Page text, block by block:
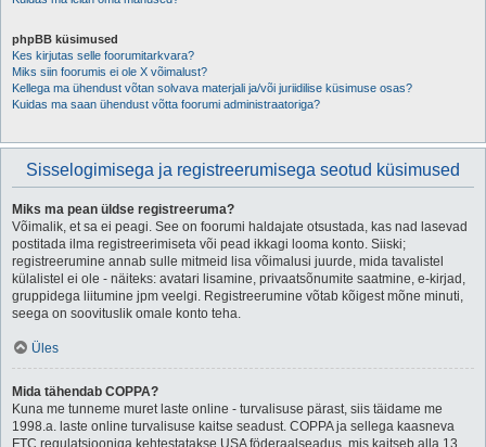
phpBB küsimused
Kes kirjutas selle foorumitarkvara?
Miks siin foorumis ei ole X võimalust?
Kellega ma ühendust võtan solvava materjali ja/või juriidilise küsimuse osas?
Kuidas ma saan ühendust võtta foorumi administraatoriga?
Sisselogimisega ja registreerumisega seotud küsimused
Miks ma pean üldse registreeruma?
Võimalik, et sa ei peagi. See on foorumi haldajate otsustada, kas nad lasevad
postitada ilma registreerimiseta või pead ikkagi looma konto. Siiski;
registreerumine annab sulle mitmeid lisa võimalusi juurde, mida tavalistel
külalistel ei ole - näiteks: avatari lisamine, privaatsõnumite saatmine, e-kirjad,
gruppidega liitumine jpm veelgi. Registreerumine võtab kõigest mõne minuti,
seega on soovituslik omale konto teha.
Üles
Mida tähendab COPPA?
Kuna me tunneme muret laste online - turvalisuse pärast, siis täidame me
1998.a. laste online turvalisuse kaitse seadust. COPPA ja sellega kaasneva
FTC regulatsiooniga kehtestatakse USA föderaalseadus, mis kaitseb alla 13